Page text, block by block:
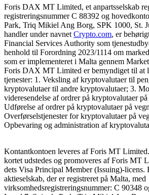
Foris DAX MT Limited, et anpartsselskab
registreringsnummer C 88392 og
Park, Triq Mikiel Ang Borg, SPK 1000, St.
handler under navnet Crypto.com, er
Financial Services Authority som
henhold til Forordning 2023/1114 om
som er implementeret i Malta gennem
Foris DAX MT Limited er bemyndiget til at
tjenester: 1. Veksling af kryptovalutaer til
kryptovalutaer til andre kryptovalutaer; 3.
videresendelse af ordrer på kryptovalutaer
Udførelse af ordrer på kryptovalutaer på
Overførselstjenester for kryptovalutaer på
Opbevaring og administration af
Kontantkontoen leveres af Foris MT Limited.
kortet udstedes og promoveres af Foris MT
dets Visa Principal Member (Issuing)-
aktieselskab, der er registreret på Malta, med
virksomhedsregistreringsnummer: C 90348